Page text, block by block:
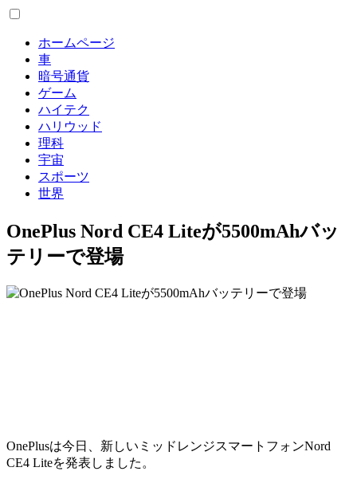
ホームページ
車
暗号通貨
ゲーム
ハイテク
ハリウッド
理科
宇宙
スポーツ
世界
OnePlus Nord CE4 Liteが5500mAhバッ
テリーで登場
OnePlusは今日、新しいミッドレンジスマートフォンNord
CE4 Liteを発表しました。